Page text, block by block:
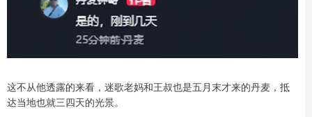
这不从他透露的来看，迷歌老妈和王叔也是五月末才来的丹麦，抵
达当地也就三四天的光景。